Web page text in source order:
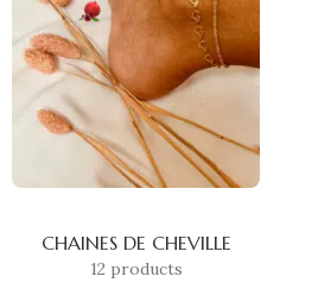
CHAINES DE CHEVILLE
12 products